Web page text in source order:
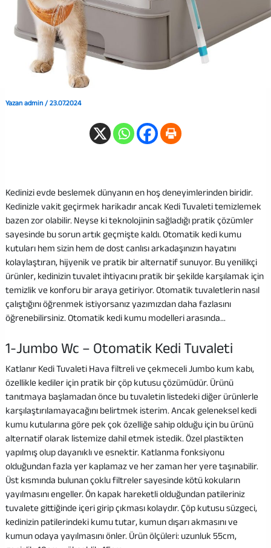
Yazan admin /23.07.2024
Kedinizi evde beslemek dünyanın en hoş deneyimlerinden biridir.
Kedinizle vakit geçirmek harikadır ancak Kedi Tuvaleti temizlemek
bazen zor olabilir. Neyse ki teknolojinin sağladığı pratik çözümler
sayesinde bu sorun artık geçmişte kaldı. Otomatik kedi kumu
kutuları hem sizin hem de dost canlısı arkadaşınızın hayatını
kolaylaştıran, hijyenik ve pratik bir alternatif sunuyor. Bu yenilikçi
ürünler, kedinizin tuvalet ihtiyacını pratik bir şekilde karşılamak için
temizlik ve konforu bir araya getiriyor. Otomatik tuvaletlerin nasıl
çalıştığını öğrenmek istiyorsanız yazımızdan daha fazlasını
öğrenebilirsiniz. Otomatik kedi kumu modelleri arasında…
1-Jumbo Wc – Otomatik Kedi Tuvaleti
Katlanır Kedi Tuvaleti Hava filtreli ve çekmeceli Jumbo kum kabı,
özellikle kediler için pratik bir çöp kutusu çözümüdür. Ürünü
tanıtmaya başlamadan önce bu tuvaletin listedeki diğer ürünlerle
karşılaştırılamayacağını belirtmek isterim. Ancak geleneksel kedi
kumu kutularına göre pek çok özelliğe sahip olduğu için bu ürünü
alternatif olarak listemize dahil etmek istedik. Özel plastikten
yapılmış olup dayanıklı ve esnektir. Katlanma fonksiyonu
olduğundan fazla yer kaplamaz ve her zaman her yere taşınabilir.
Üst kısmında bulunan çoklu filtreler sayesinde kötü kokuların
yayılmasını engeller. Ön kapak hareketli olduğundan patileriniz
tuvalete gittiğinde içeri girip çıkması kolaydır. Çöp kutusu süzgeci,
kedinizin patilerindeki kumu tutar, kumun dışarı akmasını ve
kumun odaya yayılmasını önler. Ürün ölçüleri: uzunluk 55cm,